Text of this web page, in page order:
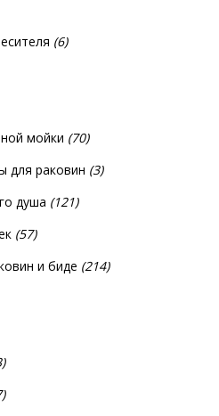
(6)
мойки (70)
для раковин (3)
душа (121)
(57)
и биде (214)